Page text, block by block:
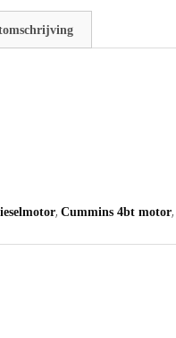
, Cummins 4bt motor,